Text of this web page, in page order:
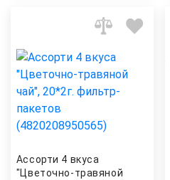
Ассорти 4 вкуса
"Цветочно-травяной